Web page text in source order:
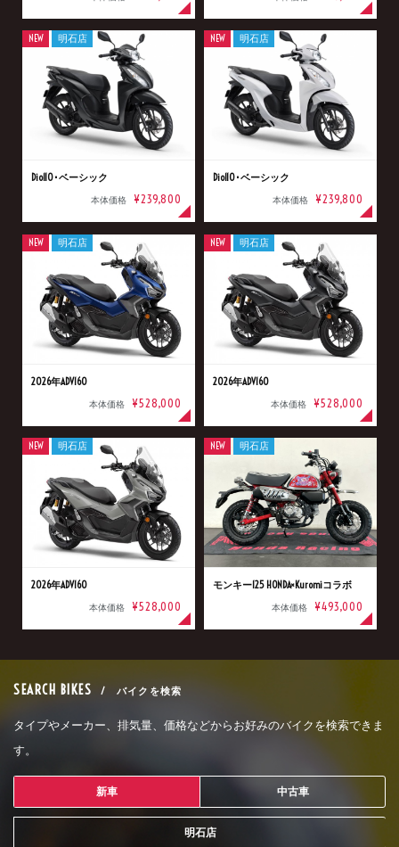
Dio110･ベーシック
本体価格 ¥239,800
NEW 明石店
Dio110･ベーシック
本体価格 ¥239,800
NEW 明石店
2026年ADV160
本体価格 ¥528,000
NEW 明石店
2026年ADV160
本体価格 ¥528,000
NEW 明石店
2026年ADV160
本体価格 ¥528,000
NEW 明石店
モンキー125 HONDA×Kuromiコラボ
本体価格 ¥493,000
NEW 明石店
SEARCH BIKES / バイクを検索
タイプやメーカー、排気量、価格などからお好みのバイクを検索できま
す。
新車 中古車
明石店